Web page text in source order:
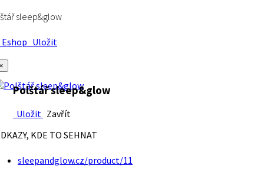
sleep&glow
Uložit
Polštář sleep&glow
Uložit Zavřít
KDE TO SEHNAT
sleepandglow.cz/product/11